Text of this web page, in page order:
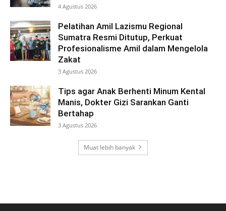
4 Agustus 2026
Pelatihan Amil Lazismu Regional
Sumatra Resmi Ditutup, Perkuat
Profesionalisme Amil dalam Mengelola
Zakat
3 Agustus 2026
Tips agar Anak Berhenti Minum Kental
Manis, Dokter Gizi Sarankan Ganti
Bertahap
3 Agustus 2026
Muat lebih banyak